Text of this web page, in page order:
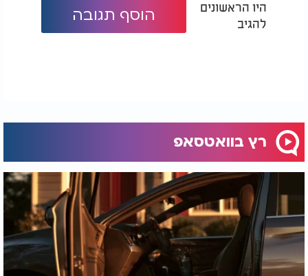
היו הראשונים
להגיב
הוסף תגובה
רץ בוואטסאפ